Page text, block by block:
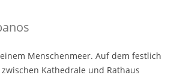
Menschenmeer. Auf dem festlich
Kathedrale und Rathaus